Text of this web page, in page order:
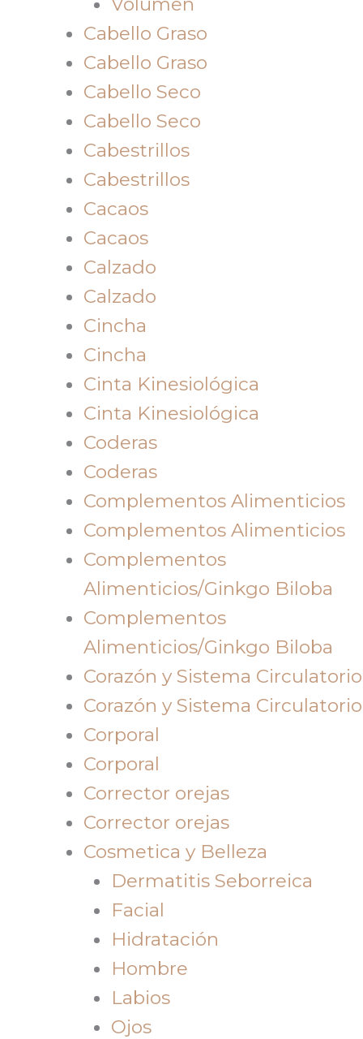
Cabello Graso
Cabello Graso
Cabello Seco
Cabello Seco
Cabestrillos
Cabestrillos
Cacaos
Cacaos
Calzado
Calzado
Cincha
Cincha
Cinta Kinesiológica
Cinta Kinesiológica
Coderas
Coderas
Complementos Alimenticios
Complementos Alimenticios
Complementos
Alimenticios/Ginkgo Biloba
Complementos
Alimenticios/Ginkgo Biloba
Corazón y Sistema Circulatorio
Corazón y Sistema Circulatorio
Corporal
Corporal
Corrector orejas
Corrector orejas
Cosmetica y Belleza
Dermatitis Seborreica
Facial
Hidratación
Hombre
Labios
Ojos